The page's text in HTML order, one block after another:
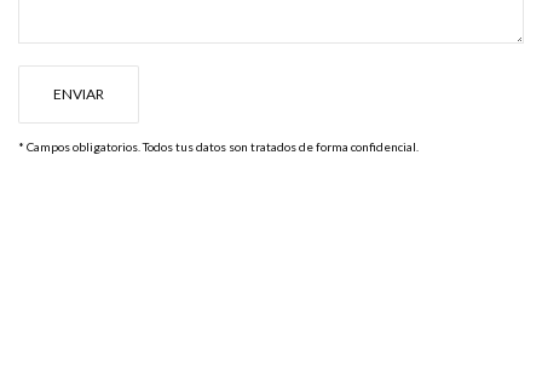
* Campos obligatorios. Todos tus datos son tratados de forma confidencial.